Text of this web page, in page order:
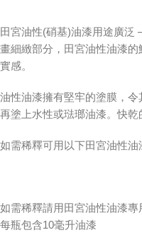
田宮油性(硝基)油漆用途廣泛
畫細緻部分，田宮油性油漆
實感。
油性油漆擁有堅牢的塗膜，
再塗上水性或琺瑯油漆。快乾
如需稀釋可用以下田宮油性油
如需稀釋請用田宮油性油漆專
每瓶包含10毫升油漆